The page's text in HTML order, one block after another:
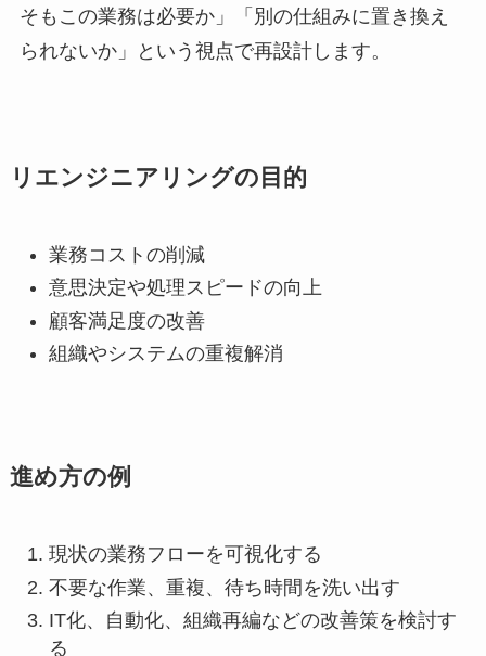
そもこの業務は必要か」「別の仕組みに置き換え
られないか」という視点で再設計します。
リエンジニアリングの目的
業務コストの削減
意思決定や処理スピードの向上
顧客満足度の改善
組織やシステムの重複解消
進め方の例
現状の業務フローを可視化する
不要な作業、重複、待ち時間を洗い出す
IT化、自動化、組織再編などの改善策を検討す
る